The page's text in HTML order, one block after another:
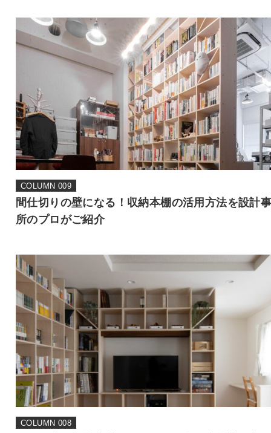
COLUMN 009
間仕切りの壁になる！収納本棚の活用方法を設計
所のプロがご紹介
COLUMN 008